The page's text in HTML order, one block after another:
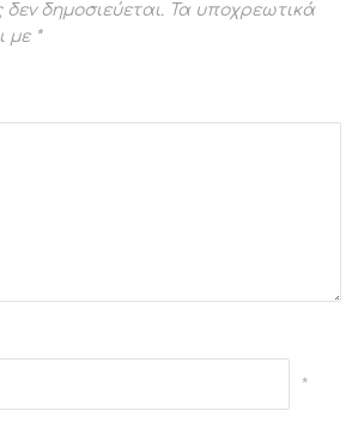
δημοσιεύεται.Τα υποχρεωτικά
με *
*